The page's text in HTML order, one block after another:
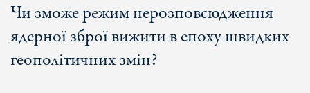
Чи зможе режим нерозповсюдження
ядерної зброї вижити в епоху швидких
геополітичних змін?